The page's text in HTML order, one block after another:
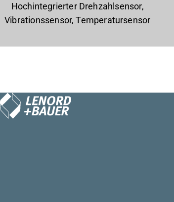
Hochintegrierter Drehzahlsensor,
Vibrationssensor, Temperatursensor